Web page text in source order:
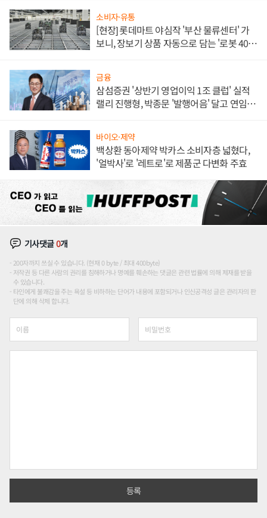
소비자·유통
[현장] 롯데마트 야심작 '부산 물류센터' 가
보니, 장보기 상품 자동으로 담는 '로봇 400
금융
삼섬증권 '상반기 영업이익 1조 클럽' 실적
랠리 진행형, 박종문 '발행어음' 달고 연임 향
바이오·제약
백상환 동아제약 박카스 소비자층 넓혔다,
'얼박사'로 '레트로'로 제품군 다변화 주효
기사댓글0개
200자까지 쓰실 수 있습니다. (현재 0 byte / 최대 400byte)
저작권 등 다른 사람의 권리를 침해하거나 명예를 훼손하는 댓글은 관련 법률에 의해 제재를 받을
수 있습니다.
타인에게 불쾌감을 주는 욕설 등 비하하는 단어가 내용에 포함되거나 인신공격성 글은 관리자의 판
단에 의해 삭제 합니다.